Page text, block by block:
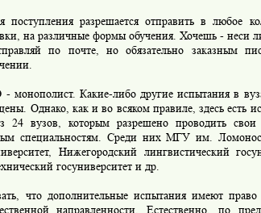
разрешается отправить в любое
на различные формы обучения. Хочешь - неси
по почте, но обязательно заказным
Какие-либо другие испытания в
Однако, как и во всяком правиле, здесь есть
24 вузов, которым разрешено проводить свои
специальностям. Среди них МГУ им.
Нижегородский лингвистический
госуниверситет и др.
что дополнительные испытания имеют право
направленности. Естественно, по